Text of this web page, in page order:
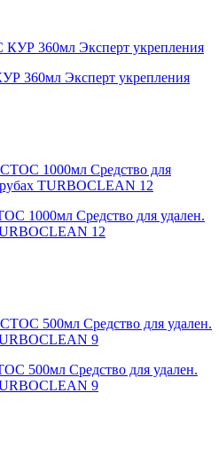
360мл Эксперт укрепления
1000мл Средство для удален.
12
500мл Средство для удален.
9